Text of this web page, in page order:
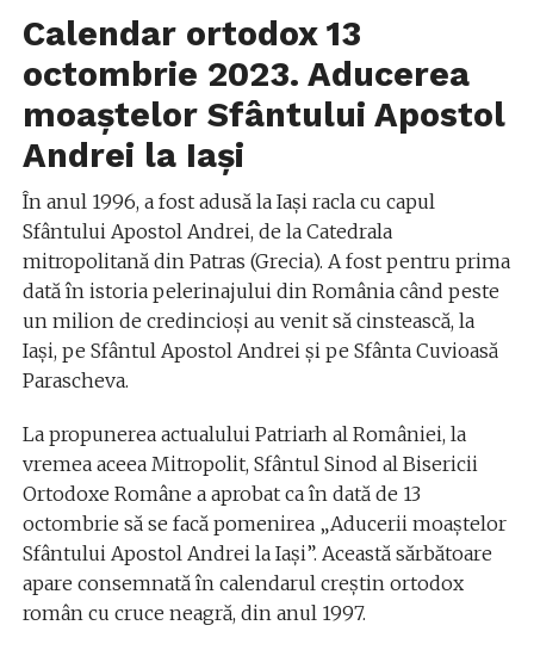
Calendar ortodox 13
octombrie 2023. Aducerea
moaștelor Sfântului Apostol
Andrei la Iași
În anul 1996, a fost adusă la Iași racla cu capul
Sfântului Apostol Andrei, de la Catedrala
mitropolitană din Patras (Grecia). A fost pentru prima
dată în istoria pelerinajului din România când peste
un milion de credincioși au venit să cinstească, la
Iași, pe Sfântul Apostol Andrei și pe Sfânta Cuvioasă
Parascheva.
La propunerea actualului Patriarh al României, la
vremea aceea Mitropolit, Sfântul Sinod al Bisericii
Ortodoxe Române a aprobat ca în dată de 13
octombrie să se facă pomenirea „Aducerii moaștelor
Sfântului Apostol Andrei la Iași”. Această sărbătoare
apare consemnată în calendarul creștin ortodox
român cu cruce neagră, din anul 1997.